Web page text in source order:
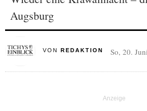
Augsburg
VON REDAKTION So, 20.